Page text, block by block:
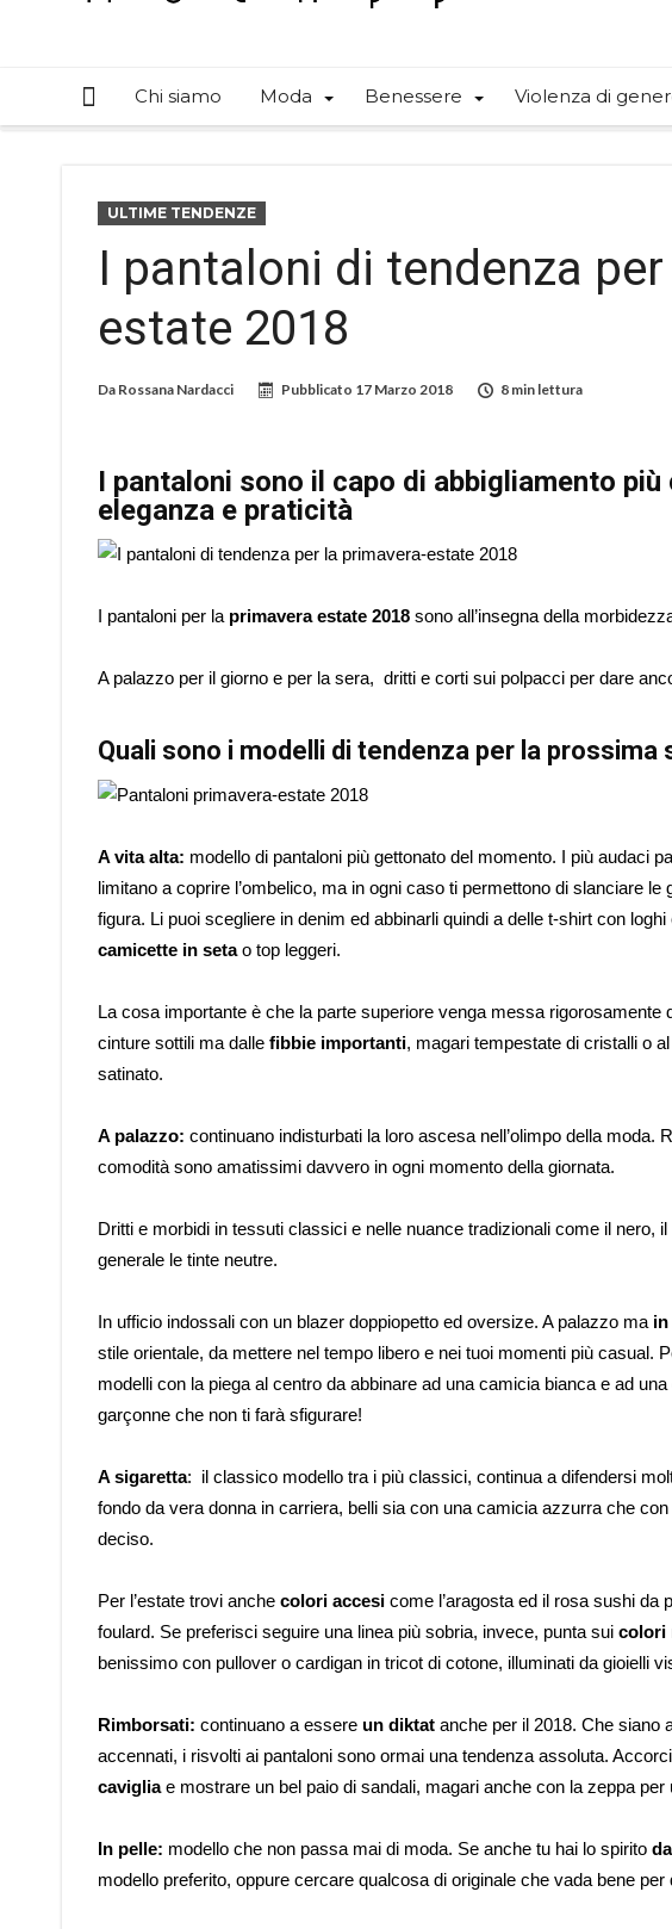
Chi siamo Moda Benessere Violenza di
ULTIME TENDENZE
I pantaloni di tendenza
estate 2018
Da Rossana Nardacci Pubblicato 17 Marzo 2018 8 min lettura
I pantaloni sono il capo di abbigliamento
eleganza e praticità
I pantaloni per la primavera estate 2018 sono all’insegna della
A palazzo per il giorno e per la sera, dritti e corti sui polpacci per dare
Quali sono i modelli di tendenza per la prossima
A vita alta: modello di pantaloni più gettonato del momento. I più audaci
limitano a coprire l’ombelico, ma in ogni caso ti permettono di slanciare
figura. Li puoi scegliere in denim ed abbinarli quindi a delle t-shirt con
camicette in setao top leggeri.
La cosa importante è che la parte superiore venga messa rigorosamente
cinture sottili ma dalle fibbie importanti, magari tempestate di cristalli o
satinato.
A palazzo: continuano indisturbati la loro ascesa nell’olimpo della moda.
comodità sono amatissimi davvero in ogni momento della giornata.
Dritti e morbidi in tessuti classici e nelle nuance tradizionali come il nero,
generale le tinte neutre.
In ufficio indossali con un blazer doppiopetto ed oversize. A palazzo ma in
stile orientale, da mettere nel tempo libero e nei tuoi momenti più casual.
modelli con la piega al centro da abbinare ad una camicia bianca e ad
garçonne che non ti farà sfigurare!
A sigaretta: il classico modello tra i più classici, continua a difendersi
fondo da vera donna in carriera, belli sia con una camicia azzurra che
deciso.
Per l’estate trovi anche colori accesi come l’aragosta ed il rosa sushi
foulard. Se preferisci seguire una linea più sobria, invece, punta sui colori
benissimo con pullover o cardigan in tricot di cotone, illuminati da gioielli
Rimborsati: continuano a essere un diktat anche per il 2018. Che siano
accennati, i risvolti ai pantaloni sono ormai una tendenza assoluta.
cavigliae mostrare un bel paio di sandali, magari anche con la zeppa per
In pelle: modello che non passa mai di moda. Se anche tu hai lo spirito
modello preferito, oppure cercare qualcosa di originale che vada bene